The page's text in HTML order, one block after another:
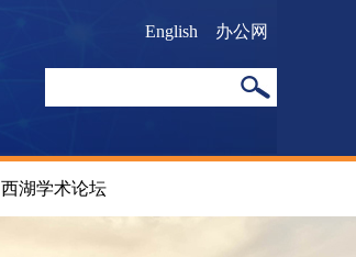
办公网
English
西湖学术论坛